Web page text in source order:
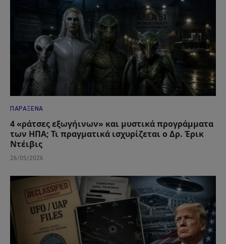
ΠΑΡΆΞΕΝΑ
4 «ράτσες εξωγήινων» και μυστικά προγράμματα
των ΗΠΑ; Τι πραγματικά ισχυρίζεται ο Δρ. Έρικ
Ντέιβις
26/05/2026